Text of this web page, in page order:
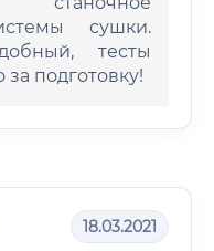
сушки.
тесты
подготовку!
18.03.2021